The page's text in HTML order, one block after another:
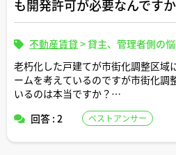
も開発許可が必要なんです
不動産賃貸 >貸主、管理者側の
老朽化した戸建てが市街化調整区域
ームを考えているのですが市街化調
いるのは本当ですか？
回答 : 2
ベストアンサー